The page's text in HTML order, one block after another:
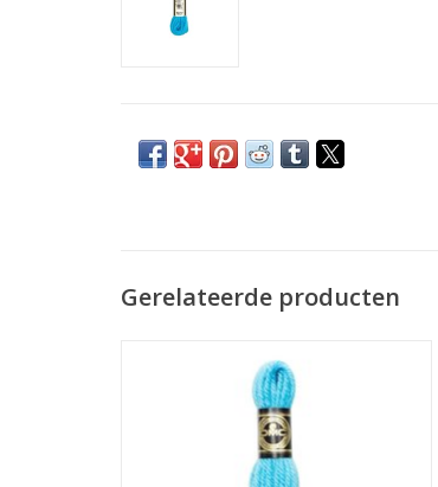
Gerelateerde producten
TOEVOEGEN AAN WINKELWAGEN